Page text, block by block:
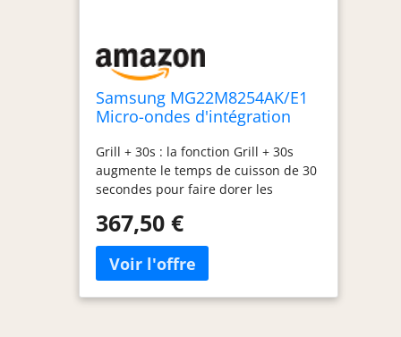
Samsung MG22M8254AK/E1
Micro-ondes d'intégration
Grill + 30s : la fonction Grill + 30s
augmente le temps de cuisson de 30
secondes pour faire dorer les
touche croustillante avec la texture
idéale. Eco Model: économisez de
l'argent avec le mode Eco, réduisant
considérablement la consommation
d'énergie en mode Satandby.
367,50 €